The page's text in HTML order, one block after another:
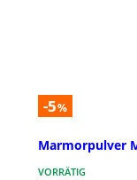
-5%
Marmorpulver
VORRÄTIG